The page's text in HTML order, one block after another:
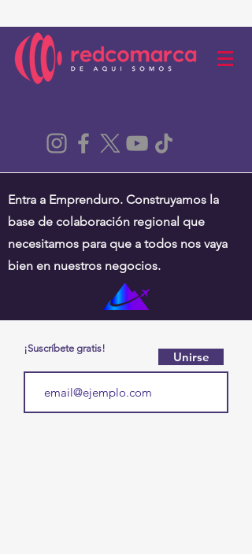
Entra a Emprenduro. Construyamos la
base de colaboración regional que
necesitamos para que a todos nos vaya
bien en nuestros negocios.
¡Suscríbete gratis!
Unirse